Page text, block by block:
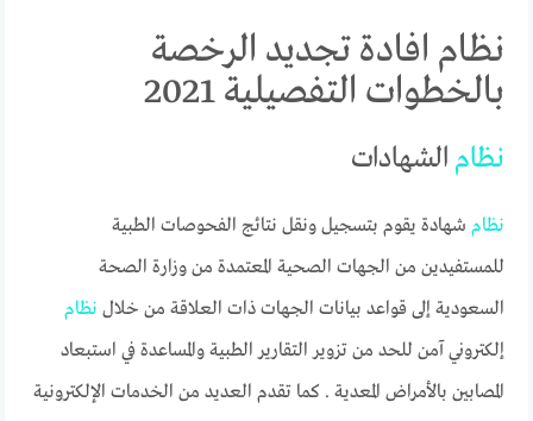
نظام افادة تجديد الرخصة
بالخطوات التفصيلية 2021
نظام الشهادات
نظام شهادة يقوم بتسجيل ونقل نتائج الفحوصات الطبية
للمستفيدين من الجهات الصحية المعتمدة من وزارة الصحة
السعودية إلى قواعد بيانات الجهات ذات العلاقة من خلال نظام
إلكتروني آمن للحد من تزوير التقارير الطبية والمساعدة في استبعاد
المصابين بالأمراض المعدية . كما تقدم العديد من الخدمات الإلكترونية